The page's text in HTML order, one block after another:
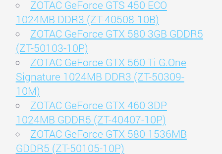
ZOTAC GeForce GTS 450 ECO
1024MB DDR3 (ZT-40508-10B)
ZOTAC GeForce GTX 580 3GB GDDR5
(ZT-50103-10P)
ZOTAC GeForce GTX 560 Ti G.One
Signature 1024MB DDR3 (ZT-50309-
10M)
ZOTAC GeForce GTX 460 3DP
1024MB GDDR5 (ZT-40407-10P)
ZOTAC GeForce GTX 580 1536MB
GDDR5 (ZT-50105-10P)